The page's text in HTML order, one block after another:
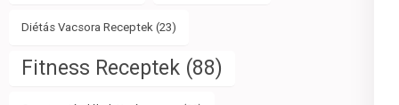
Diétás Vacsora Receptek (23)
Fitness Receptek (88)